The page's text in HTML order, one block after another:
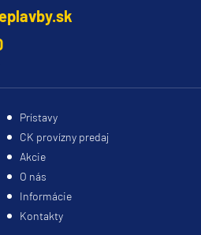
Prístavy
CK provízny predaj
Akcie
O nás
Informácie
Kontakty